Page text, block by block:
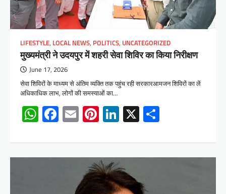
LIFESTYLE, LOCAL NEWS, POLITICS, UNCATEGORIZED
मुख्यमंत्री ने उदयपुर में शहरी सेवा शिविर का किया निरीक्षण
June 17, 2026
सेवा शिविरों के माध्यम से अंतिम व्यक्ति तक पहुंच रही सरकारआमजन शिविरों का लें
अधिकाधिक लाभ, लोगों की समस्याओं का…
WhatsApp
Facebook
EmailPinterest
LinkedIn
X